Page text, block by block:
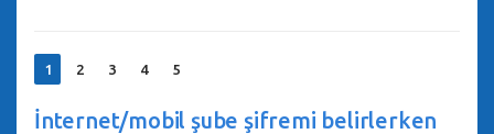
1 2 3 4 5
İnternet/mobil şube şifremi belirlerken